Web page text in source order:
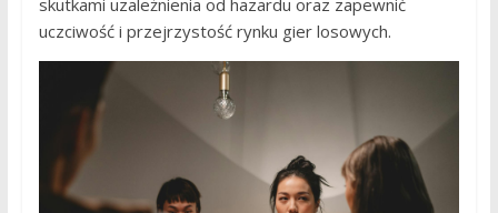
skutkami uzależnienia od hazardu oraz zapewnić
uczciwość i przejrzystość rynku gier losowych.